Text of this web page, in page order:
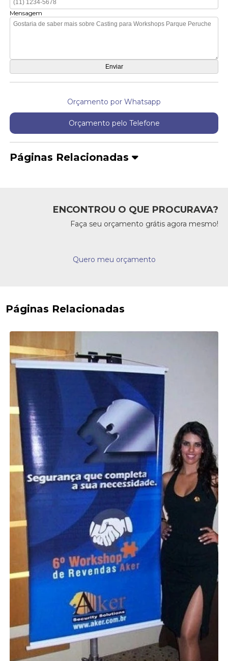
Mensagem
Orçamento por Whatsapp
Orçamento pelo Telefone
Páginas Relacionadas
ENCONTROU O QUE PROCURAVA?
Faça seu orçamento grátis agora mesmo!
Quero meu orçamento
Páginas Relacionadas